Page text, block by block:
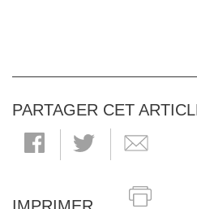
PARTAGER CET
IMPRIMER